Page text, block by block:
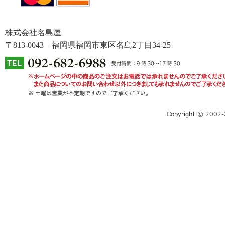
株式会社名島屋
〒813-0043 福岡県福岡市東区名島2丁目34-25